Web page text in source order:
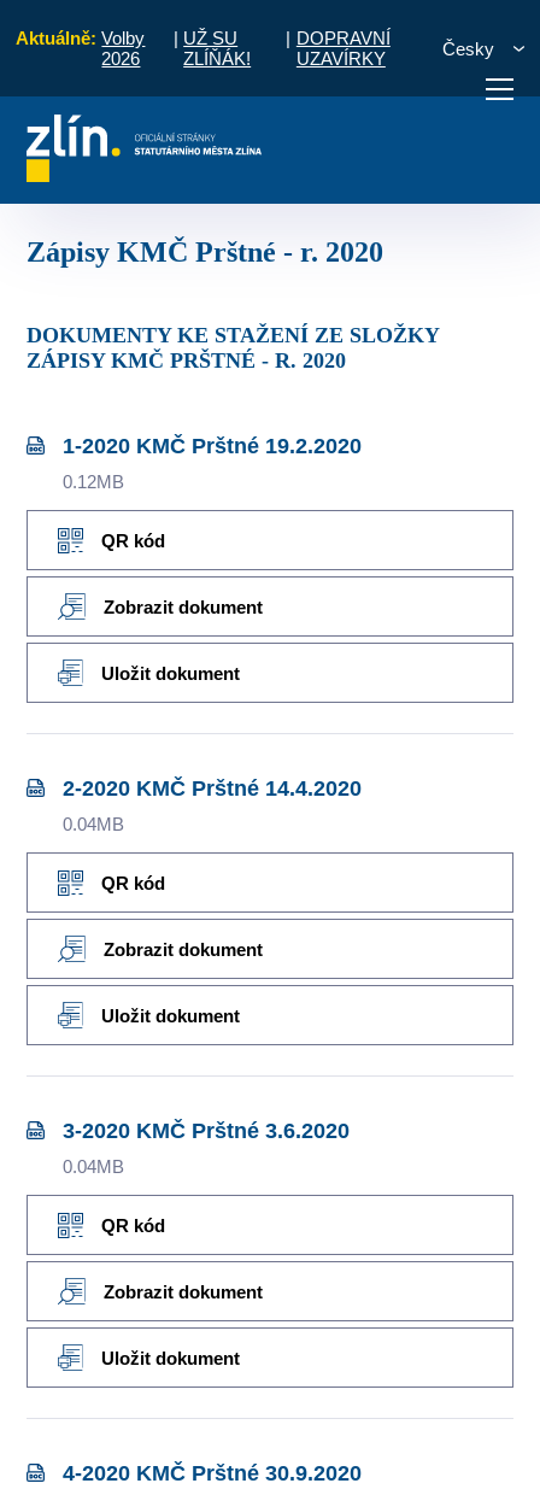
Aktuálně: Volby
2026
| UŽ SU
ZLÍŇÁK!
| DOPRAVNÍ
UZAVÍRKY
Česky
vyřídit Potřebuji zaplatit
Zápisy KMČ Prštné - r. 2020
DOKUMENTY KE STAŽENÍ ZE SLOŽKY
ZÁPISY KMČ PRŠTNÉ - R. 2020
1-2020 KMČ Prštné 19.2.2020
0.12MB
QR kód
Zobrazit dokument
Uložit dokument
2-2020 KMČ Prštné 14.4.2020
0.04MB
QR kód
Zobrazit dokument
Uložit dokument
3-2020 KMČ Prštné 3.6.2020
0.04MB
QR kód
Zobrazit dokument
Uložit dokument
4-2020 KMČ Prštné 30.9.2020